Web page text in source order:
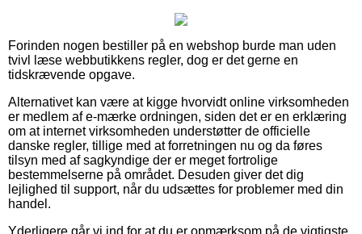
Forinden nogen bestiller på en webshop burde man uden
tvivl læse webbutikkens regler, dog er det gerne en
tidskrævende opgave.
Alternativet kan være at kigge hvorvidt online virksomheden
er medlem af e-mærke ordningen, siden det er en erklæring
om at internet virksomheden understøtter de officielle
danske regler, tillige med at forretningen nu og da føres
tilsyn med af sagkyndige der er meget fortrolige
bestemmelserne på området. Desuden giver det dig
lejlighed til support, når du udsættes for problemer med din
handel.
Yderligere går vi ind for at du er opmærksom på de vigtigste